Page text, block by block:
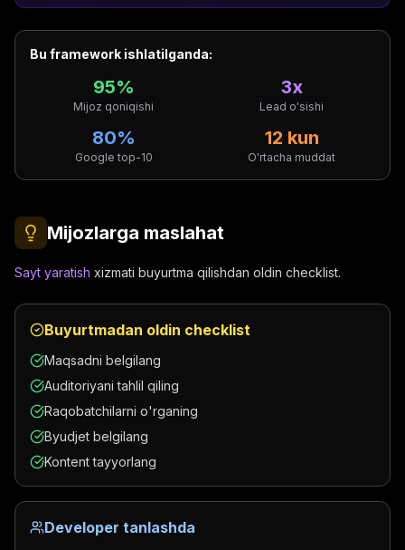
Bu framework ishlatilganda:
95%
Mijoz qoniqishi
3x
Lead o'sishi
80%
Google top-10
12 kun
O'rtacha muddat
Mijozlarga maslahat
Sayt yaratish xizmati buyurtma qilishdan oldin checklist.
Buyurtmadan oldin checklist
Maqsadni belgilang
Auditoriyani tahlil qiling
Raqobatchilarni o'rganing
Byudjet belgilang
Kontent tayyorlang
Developer tanlashda